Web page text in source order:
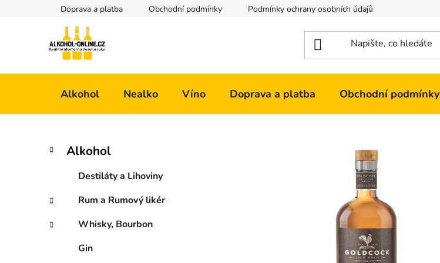
Doprava a platba Obchodní podmínky Podmínky ochrany osobních údajů
Alkohol Nealko Víno Doprava a platba Obchodní podmínky
P
r
a
Přeskočit
kategorie
K
a
g
o
r
Alkohol
Destiláty a Lihoviny
Rum a Rumový likér
Whisky, Bourbon
Gin